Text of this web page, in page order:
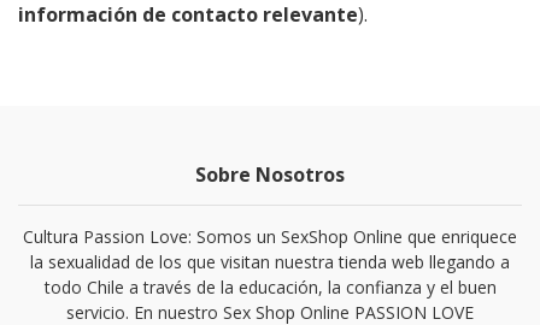
información de contacto relevante).
Sobre Nosotros
Cultura Passion Love: Somos un SexShop Online que enriquece
la sexualidad de los que visitan nuestra tienda web llegando a
todo Chile a través de la educación, la confianza y el buen
servicio. En nuestro Sex Shop Online PASSION LOVE